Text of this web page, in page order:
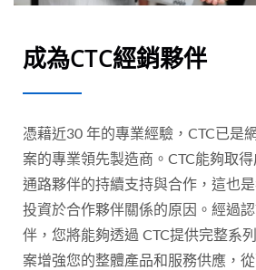
成為CTC經銷夥伴
憑藉近30 年的專業經驗，CTC已是
案的專業領先製造商。CTC能夠取
通路夥伴的持續支持與合作，這也
投資於合作夥伴關係的原因。經過
伴，您將能夠透過 CTC提供完整系
案增強您的整體產品和服務供應，